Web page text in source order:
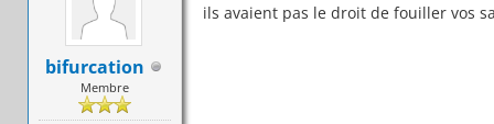
bifurcation
Membre
ils avaient pas le droit de fouiller vos